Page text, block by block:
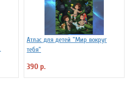
Атлас для детей "Мир вокруг
тебя"
390 р.